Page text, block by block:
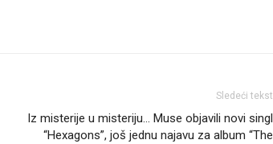
Sledeći tekst
Iz misterije u misteriju… Muse objavili novi singl
“Hexagons”, još jednu najavu za album “The